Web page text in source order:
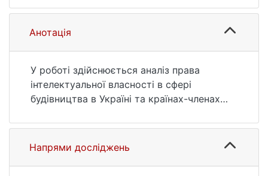
73
с. URL:
https://ir.library.knu.ua/handle/123456789/34
73 (дата звернення: 25.07.2026).
Анотація
У роботі здійснюється аналіз права
інтелектуальної власності в сфері
будівництва в Україні та країнах-членах
нормативно-правові та науково-
теоретичні концепцій щодо забезпечення
прав ІВ на завершені об’єкти будівництва.
Напрями досліджень